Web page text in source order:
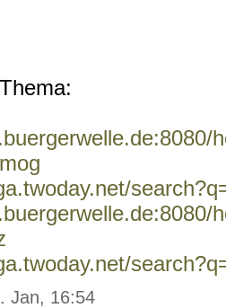
Jan, 16:54